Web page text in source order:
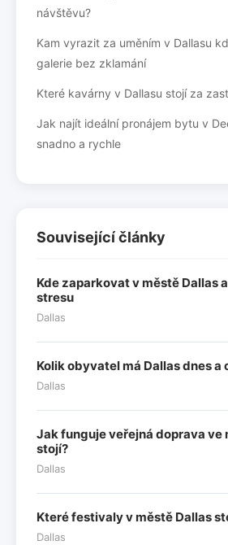
návštěvu?
Kam vyrazit za uměním v Dallasu
galerie bez zklamání
Které kavárny v Dallasu stojí za
Jak najít ideální pronájem bytu v
snadno a rychle
Související články
Kde zaparkovat v městě Dallas
stresu
Dallas
Kolik obyvatel má Dallas dnes a
Dallas
Jak funguje veřejná doprava ve
stojí?
Dallas
Které festivaly v městě Dallas
Dallas